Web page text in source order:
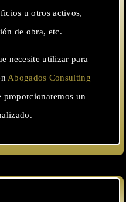
u otros activos,
de obra, etc.
necesite utilizar para
Abogados Consulting
proporcionaremos un